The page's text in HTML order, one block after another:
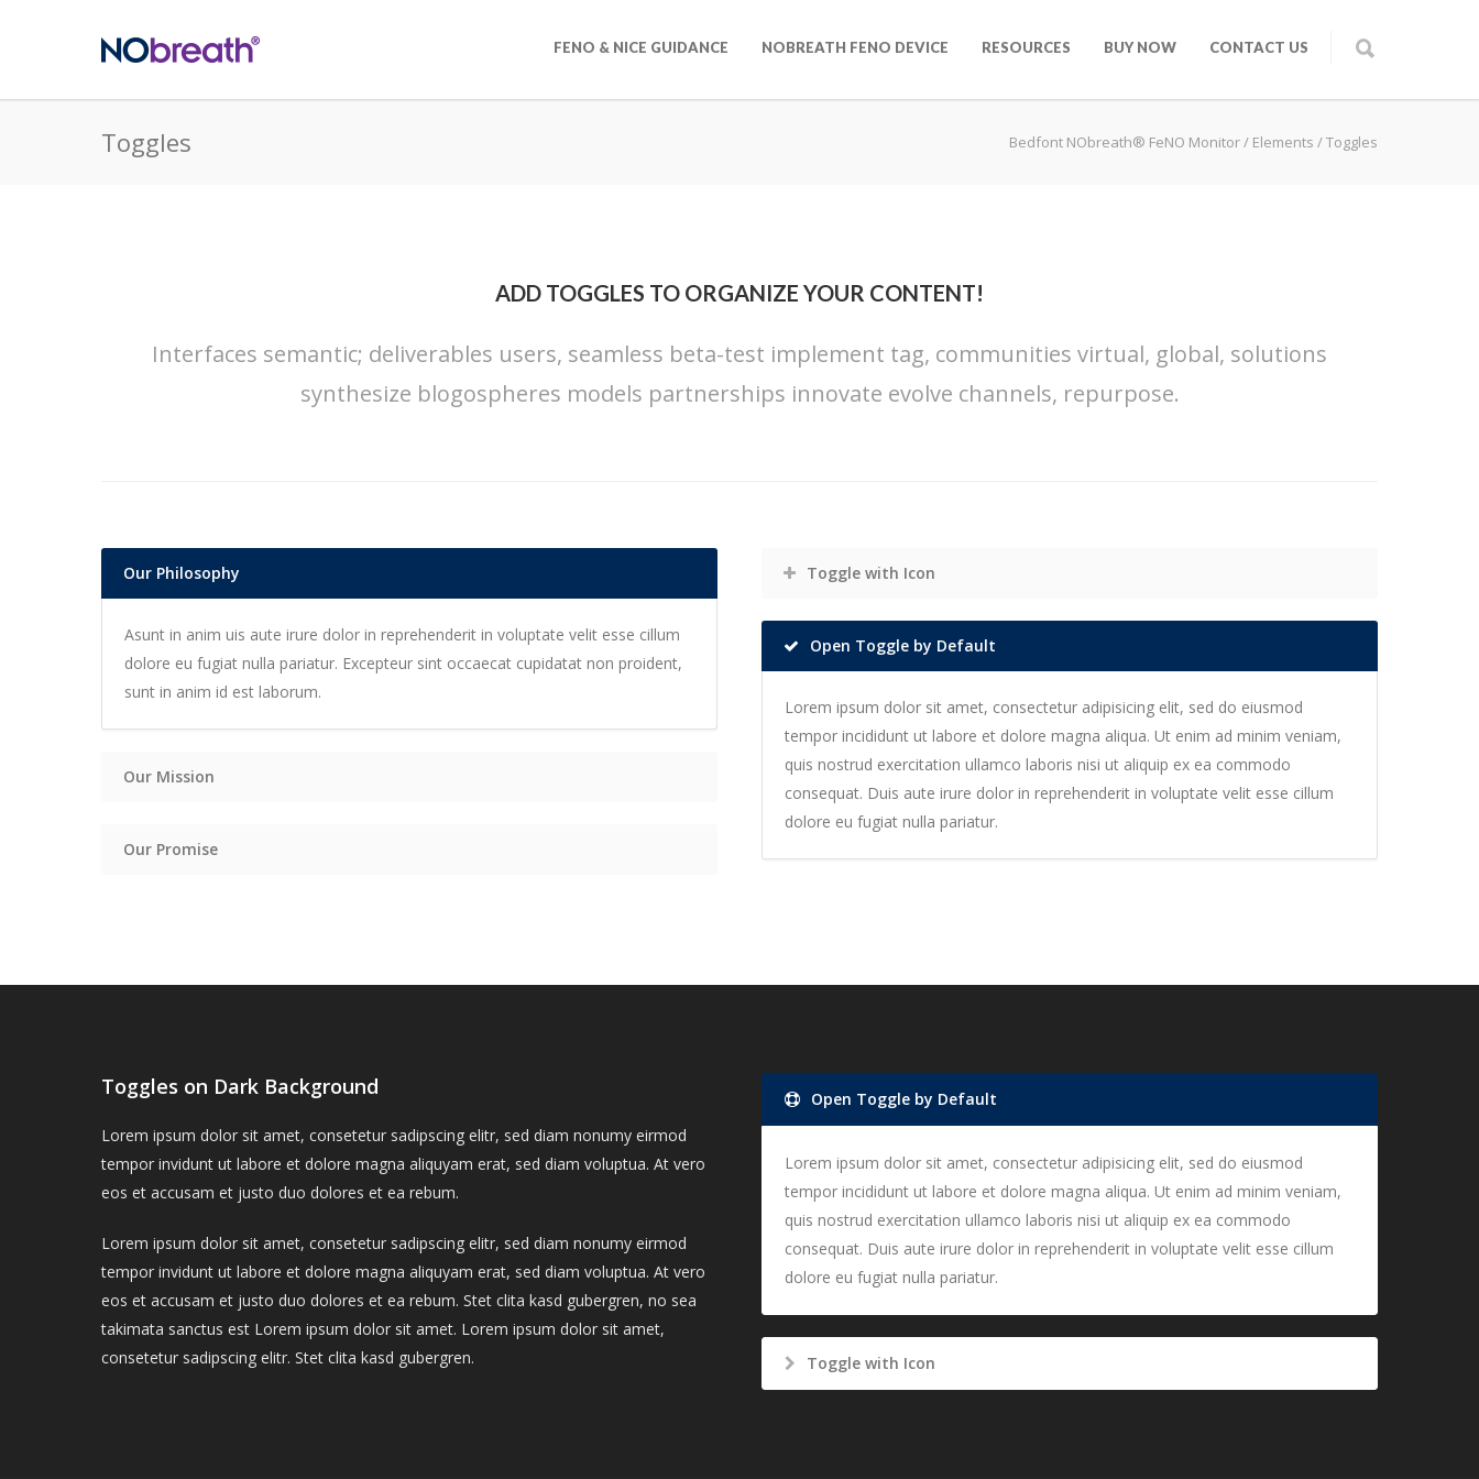
FENO & NICE GUIDANCE NOBREATH FENO DEVICE RESOURCES BUY NOW CONTACT US
Toggles Bedfont NObreath® FeNO Monitor/ Elements /Toggles
ADD TOGGLES TO ORGANIZE YOUR CONTENT!
Interfaces semantic; deliverables users, seamless beta-test implement tag, communities virtual, global, solutions
synthesize blogospheres models partnerships innovate evolve channels, repurpose.
Our Philosophy
Asunt in anim uis aute irure dolor in reprehenderit in voluptate velit esse cillum
dolore eu fugiat nulla pariatur. Excepteur sint occaecat cupidatat non proident,
sunt in anim id est laborum.
Our Mission
Our Promise
Toggle with Icon
Open Toggle by Default
Lorem ipsum dolor sit amet, consectetur adipisicing elit, sed do eiusmod
tempor incididunt ut labore et dolore magna aliqua. Ut enim ad minim veniam,
quis nostrud exercitation ullamco laboris nisi ut aliquip ex ea commodo
consequat. Duis aute irure dolor in reprehenderit in voluptate velit esse cillum
dolore eu fugiat nulla pariatur.
Toggles on Dark Background
Lorem ipsum dolor sit amet, consetetur sadipscing elitr, sed diam nonumy eirmod
tempor invidunt ut labore et dolore magna aliquyam erat, sed diam voluptua. At vero
eos et accusam et justo duo dolores et ea rebum.
Lorem ipsum dolor sit amet, consetetur sadipscing elitr, sed diam nonumy eirmod
tempor invidunt ut labore et dolore magna aliquyam erat, sed diam voluptua. At vero
eos et accusam et justo duo dolores et ea rebum. Stet clita kasd gubergren, no sea
takimata sanctus est Lorem ipsum dolor sit amet. Lorem ipsum dolor sit amet,
consetetur sadipscing elitr. Stet clita kasd gubergren.
Open Toggle by Default
Lorem ipsum dolor sit amet, consectetur adipisicing elit, sed do eiusmod
tempor incididunt ut labore et dolore magna aliqua. Ut enim ad minim veniam,
quis nostrud exercitation ullamco laboris nisi ut aliquip ex ea commodo
consequat. Duis aute irure dolor in reprehenderit in voluptate velit esse cillum
dolore eu fugiat nulla pariatur.
Toggle with Icon